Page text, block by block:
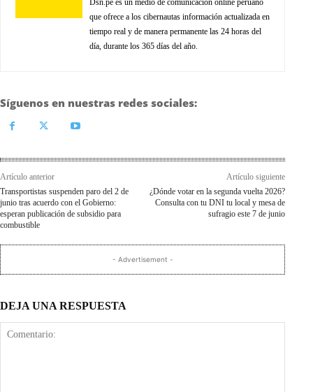
que ofrece a los cibernautas información actualizada en
tiempo real y de manera permanente las 24 horas del
día, durante los 365 días del año.
Síguenos en nuestras redes sociales:
Artículo anterior
Transportistas suspenden paro del 2 de
junio tras acuerdo con el Gobierno:
esperan publicación de subsidio para
combustible
Artículo siguiente
¿Dónde votar en la segunda vuelta 2026?
Consulta con tu DNI tu local y mesa de
sufragio este 7 de junio
- Advertisement -
DEJA UNA RESPUESTA